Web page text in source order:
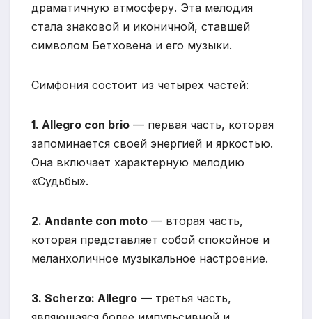
драматичную атмосферу. Эта мелодия
стала знаковой и иконичной, ставшей
символом Бетховена и его музыки.
Симфония состоит из четырех частей:
1. Allegro con brio — первая часть, которая
запоминается своей энергией и яркостью.
Она включает характерную мелодию
«Судьбы».
2. Andante con moto — вторая часть,
которая представляет собой спокойное и
меланхоличное музыкальное настроение.
3. Scherzo: Allegro — третья часть,